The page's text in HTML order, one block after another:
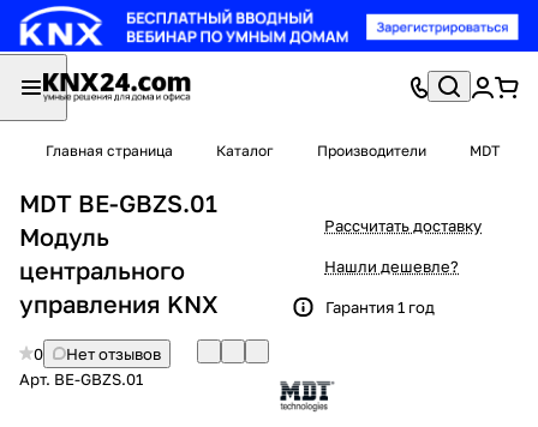
Главная страница Каталог Производители MDT
MDT BE-GBZS.01
Модуль
центрального
управления KNX
0
Нет отзывов
Арт. BE-GBZS.01
Рассчитать доставку
Нашли дешевле?
Гарантия 1 год